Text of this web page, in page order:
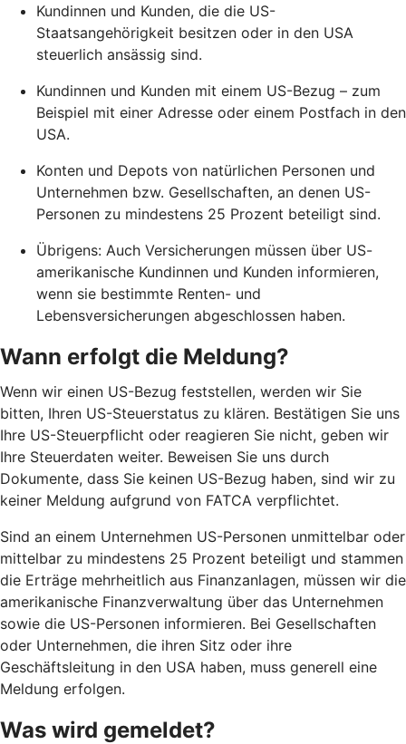
Kundinnen und Kunden, die die US-
Staatsangehörigkeit besitzen oder in den USA
steuerlich ansässig sind.
Kundinnen und Kunden mit einem US-Bezug – zum
Beispiel mit einer Adresse oder einem Postfach in den
USA.
Konten und Depots von natürlichen Personen und
Unternehmen bzw. Gesellschaften, an denen US-
Personen zu mindestens 25 Prozent beteiligt sind.
Übrigens: Auch Versicherungen müssen über US-
amerikanische Kundinnen und Kunden informieren,
wenn sie bestimmte Renten- und
Lebensversicherungen abgeschlossen haben.
Wann erfolgt die Meldung?
Wenn wir einen US-Bezug feststellen, werden wir Sie
bitten, Ihren US-Steuerstatus zu klären. Bestätigen Sie uns
Ihre US-Steuerpflicht oder reagieren Sie nicht, geben wir
Ihre Steuerdaten weiter. Beweisen Sie uns durch
Dokumente, dass Sie keinen US-Bezug haben, sind wir zu
keiner Meldung aufgrund von FATCA verpflichtet.
Sind an einem Unternehmen US-Personen unmittelbar oder
mittelbar zu mindestens 25 Prozent beteiligt und stammen
die Erträge mehrheitlich aus Finanzanlagen, müssen wir die
amerikanische Finanzverwaltung über das Unternehmen
sowie die US-Personen informieren. Bei Gesellschaften
oder Unternehmen, die ihren Sitz oder ihre
Geschäftsleitung in den USA haben, muss generell eine
Meldung erfolgen.
Was wird gemeldet?